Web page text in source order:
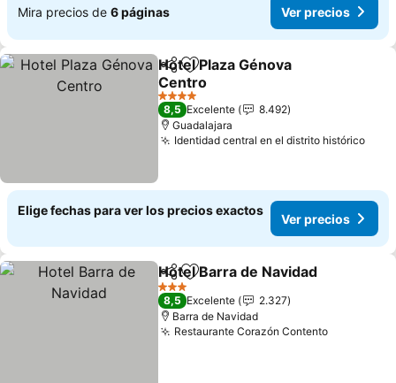
Mira precios de 6 páginas Ver precios
CompartirAgregar a favoritos
Hotel Plaza Génova
Centro
4 Estrellas
8,5 Excelente
8.492
Guadalajara
Identidad central en el distrito histórico
Elige fechas para ver los precios exactos
Ver precios
CompartirAgregar a favoritos
Hotel Barra de Navidad
3 Estrellas
8,5 Excelente
2.327
Barra de Navidad
Restaurante Corazón Contento